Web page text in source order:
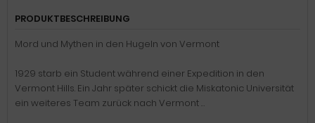
PRODUKTBESCHREIBUNG
Mord und Mythen in den Hugeln von Vermont
1929 starb ein Student während einer Expedition in den
Vermont Hills. Ein Jahr später schickt die Miskatonic Universität
ein weiteres Team zurück nach Vermont …